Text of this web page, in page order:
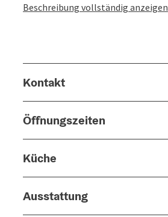
Beschreibung vollständig anzeigen
Kontakt
Öffnungszeiten
Küche
Ausstattung